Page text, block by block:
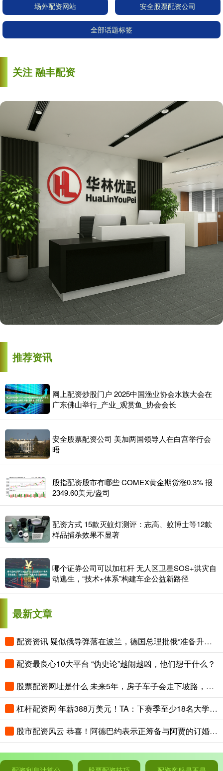
场外配资网站 安全股票配资公司
全部话题标签
关注 融丰配资
推荐资讯
网上配资炒股门户 2025中国渔业协会水族大会在
广东佛山举行_产业_观赏鱼_协会会长
安全股票配资公司 美加两国领导人在白宫举行会
晤
股指配资股市有哪些 COMEX黄金期货涨0.3% 报
2349.60美元/盎司
配资方式 15款灭蚊灯测评：志高、蚊博士等12款
样品捕杀效果不显著
哪个证券公司可以加杠杆 无人区卫星SOS+洪灾自
动逃生，“技术+体系”构建车企公益新路径
最新文章
配资资讯 疑似俄导弹落在波兰，德国总理批俄“准备升级冲突”
配资最良心10大平台 “伪史论”越闹越凶，他们想干什么？
股票配资网址是什么 未来5年，房子车子会走下坡路，真正值钱的，就是这“3样东西”
杠杆配资网 年薪388万美元！TA：下赛季至少18名大学男篮球员收入超詹姆斯
股市配资风云 恭喜！阿德巴约表示正筹备与阿贾的订婚 两人关系得到老丈人认可